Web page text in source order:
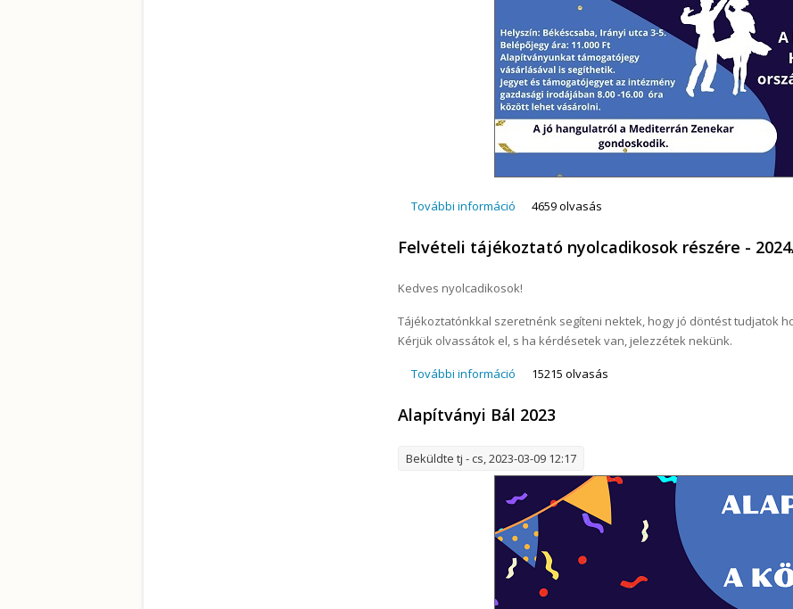
További információ Alapítványi Bál 2024 tartalommal kapcsolatosan
4659 olvasás
Felvételi tájékoztató nyolcadikosok részére -
Kedves nyolcadikosok!
Tájékoztatónkkal szeretnénk segíteni nektek, hogy jó döntést tudjatok
Kérjük olvassátok el, s ha kérdésetek van, jelezzétek nekünk.
További információ Felvételi tájékoztató nyolcadikosok részére -
15215 olvasás
Alapítványi Bál 2023
Beküldtetj - cs, 2023-03-09 12:17